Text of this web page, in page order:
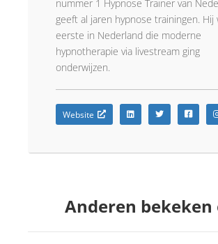
nummer 1 Hypnose Trainer van
geeft al jaren hypnose trainingen. Hij
eerste in Nederland die moderne
hypnotherapie via livestream ging
onderwijzen.
Website
Anderen bekeken